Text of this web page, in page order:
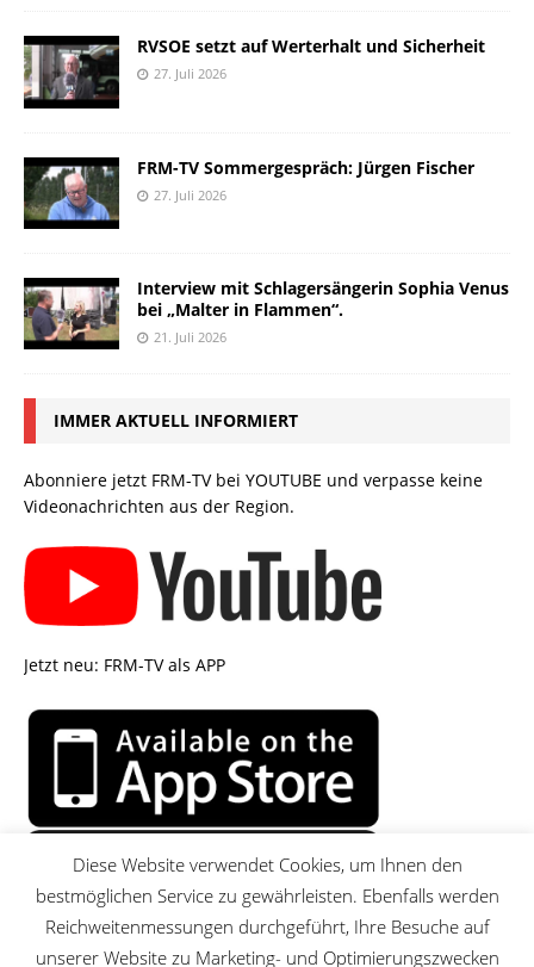
RVSOE setzt auf Werterhalt und Sicherheit
27. Juli 2026
FRM-TV Sommergespräch: Jürgen Fischer
27. Juli 2026
Interview mit Schlagersängerin Sophia Venus
bei „Malter in Flammen“.
21. Juli 2026
IMMER AKTUELL INFORMIERT
Abonniere jetzt FRM-TV bei YOUTUBE und verpasse keine
Videonachrichten aus der Region.
Jetzt neu: FRM-TV als APP
Diese Website verwendet Cookies, um Ihnen den
bestmöglichen Service zu gewährleisten. Ebenfalls werden
Reichweitenmessungen durchgeführt, Ihre Besuche auf
unserer Website zu Marketing- und Optimierungszwecken